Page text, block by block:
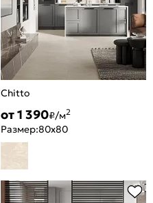
Chitto
от 1 390₽/м2
Размер:80x80